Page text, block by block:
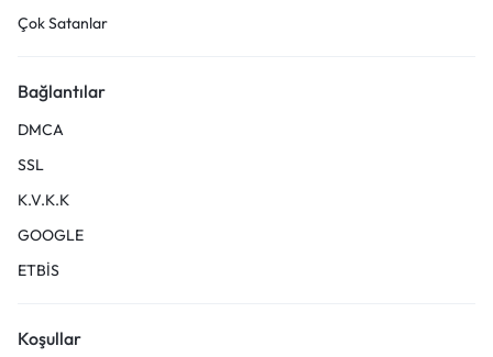
Çok Satanlar
Bağlantılar
DMCA
SSL
K.V.K.K
GOOGLE
ETBİS
Koşullar